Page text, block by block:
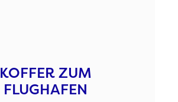
KOFFER ZUM
FLUGHAFEN